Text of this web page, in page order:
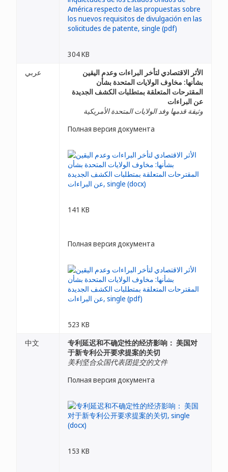
304 KB
عربي
الأثر الاقتصادي لتأخر البراءات وعدم اليقين
بشأنها: مخاوف الولايات المتحدة بشأن
المقترحات المتعلقة بمتطلبات الكشف الجديدة
عن البراءات
وثيقة قدمها وفد الولايات المتحدة الأمريكية
Полная версия документа
141 KB
Полная версия документа
523 KB
中文
专利延迟和不确定性的经济影响： 美国对
于新专利公开要求提案的关切
美利坚合众国代表团提交的文件
Полная версия документа
153 KB